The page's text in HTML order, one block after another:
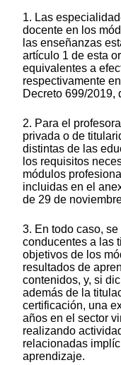
1. Las
docente en los
las enseñanzas
artículo 1 de esta
equivalentes a
respectivamente
Decreto 699/2019,
2. Para el
privada o de
distintas de las
los requisitos
módulos
incluidas en el
de 29 de
3. En todo caso,
conducentes a las
objetivos de los
resultados de
contenidos, y, si
además de la
certificación, una
años en el sector
realizando
relacionadas
aprendizaje.